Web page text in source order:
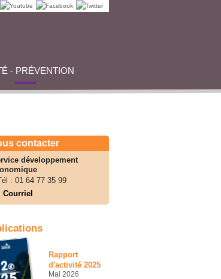
- PRÉVENTION
contacter
développement
: 01 64 77 35 99
Courriel
Rapport
d'activité 2025
Mai 2026